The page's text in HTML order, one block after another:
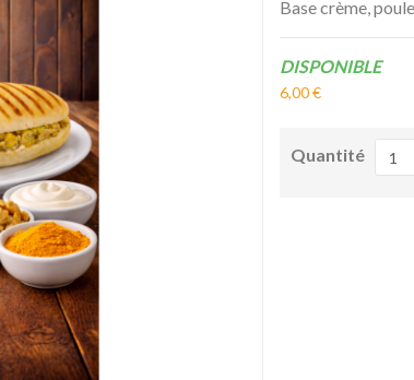
Base crème,
Disponibilité:
DISPONIBLE
6,00 €
Quantité